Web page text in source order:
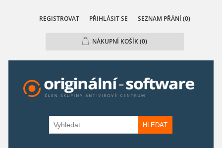
REGISTROVAT PŘIHLÁSIT SE SEZNAM PŘÁNÍ (0)
NÁKUPNÍ KOŠÍK(0)
HLEDAT